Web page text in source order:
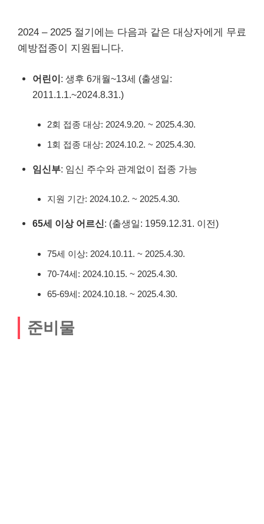
2024 – 2025 절기에는 다음과 같은 대상자에게 무료
예방접종이 지원됩니다.
어린이: 생후 6개월~13세 (출생일:
2011.1.1.~2024.8.31.)
2회 접종 대상: 2024.9.20. ~ 2025.4.30.
1회 접종 대상: 2024.10.2. ~ 2025.4.30.
임신부: 임신 주수와 관계없이 접종 가능
지원 기간: 2024.10.2. ~ 2025.4.30.
65세 이상 어르신: (출생일: 1959.12.31. 이전)
75세 이상: 2024.10.11. ~ 2025.4.30.
70-74세: 2024.10.15. ~ 2025.4.30.
65-69세: 2024.10.18. ~ 2025.4.30.
준비물